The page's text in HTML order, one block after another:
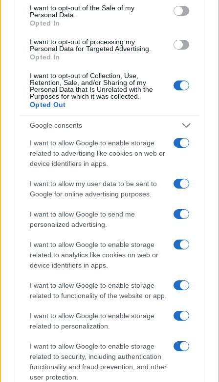
consent section.
I want to opt-out of the Sale of my
Personal Data.
Opted In
I want to opt-out of processing my
Personal Data for Targeted Advertising.
Opted In
I want to opt-out of Collection, Use,
Retention, Sale, and/or Sharing of my
Personal Data that Is Unrelated with the
Purposes for which it was collected.
Opted Out
Google consents
I want to allow Google to enable storage
related to advertising like cookies on web or
device identifiers in apps.
I want to allow my user data to be sent to
Google for online advertising purposes.
I want to allow Google to send me
personalized advertising.
I want to allow Google to enable storage
related to analytics like cookies on web or
device identifiers in apps.
I want to allow Google to enable storage
related to functionality of the website or app.
I want to allow Google to enable storage
related to personalization.
I want to allow Google to enable storage
related to security, including authentication
functionality and fraud prevention, and other
user protection.